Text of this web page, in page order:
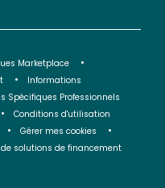
Marketplace
Informations
Spécifiques Professionnels
Conditions d'utilisation
Gérer mes cookies
solutions de financement